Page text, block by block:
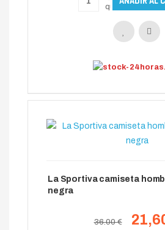
La Sportiva camiseta
negra
36.00 €